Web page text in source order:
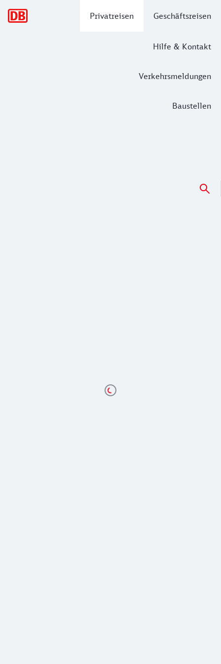
Privatreisen Geschäftsreisen
Hilfe & Kontakt
Verkehrsmeldungen
Baustellen